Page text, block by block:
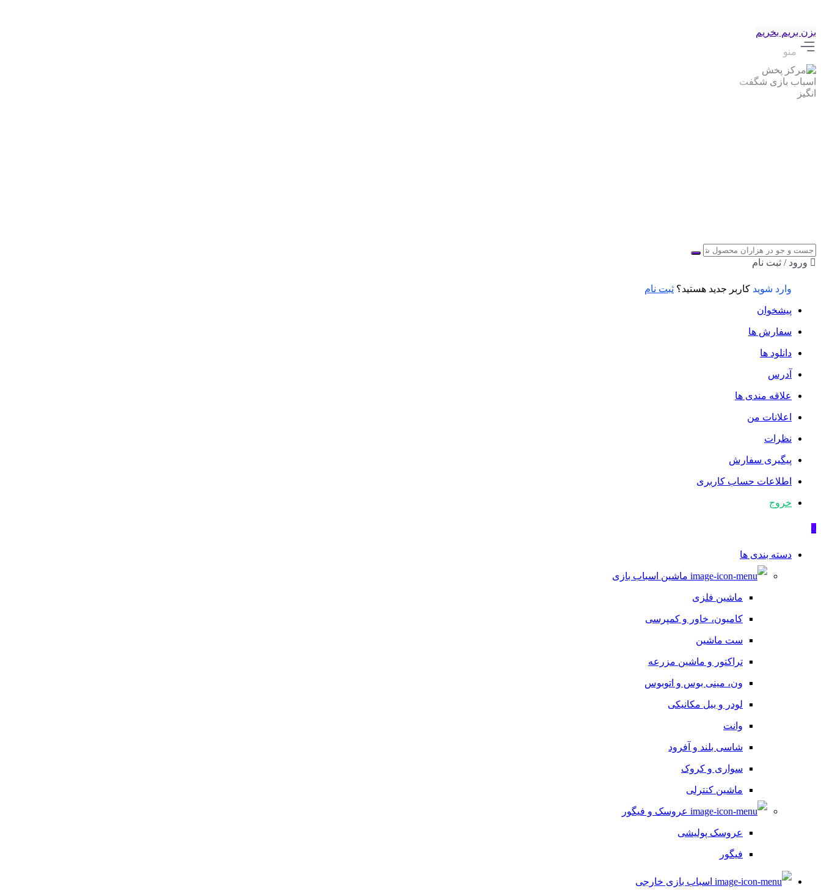
بزن بریم بخریم
منو
ورود / ثبت نام
وارد شوید کاربر جدید هستید؟ ثبت نام
پیشخوان
سفارش ها
دانلود ها
آدرس
علاقه مندی ها
اعلانات من
نظرات
پیگیری سفارش
اطلاعات حساب كاربری
خروج
0
دسته بندی ها
ماشین اسباب بازی
ماشین فلزی
کامیون، خاور و کمپرسی
ست ماشین
تراکتور و ماشین مزرعه
ون، مینی بوس و اتوبوس
لودر و بیل مکانیکی
وانت
شاسی بلند و آفرود
سواری و کروک
ماشین کنترلی
عروسک و فیگور
عروسک پولیشی
فیگور
ربات اسباب بازی
اسباب بازی خارجی